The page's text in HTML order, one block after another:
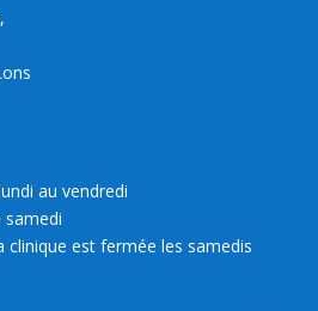
au vendredi
samedi
est fermée les samedis